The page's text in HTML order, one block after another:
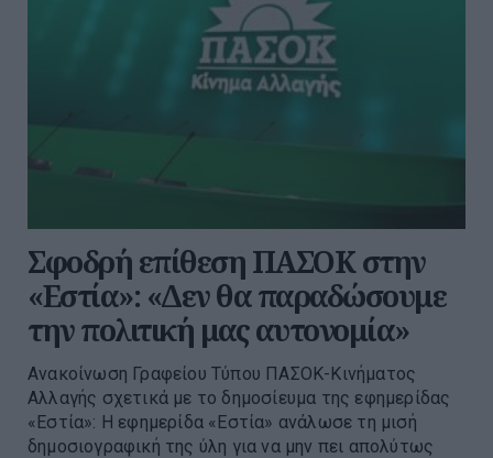
Σφοδρή επίθεση ΠΑΣΟΚ στην
«Εστία»: «Δεν θα παραδώσουμε
την πολιτική μας αυτονομία»
Ανακοίνωση Γραφείου Τύπου ΠΑΣΟΚ-Κινήματος
Αλλαγής σχετικά με το δημοσίευμα της εφημερίδας
«Εστία»: Η εφημερίδα «Εστία» ανάλωσε τη μισή
δημοσιογραφική της ύλη για να μην πει απολύτως